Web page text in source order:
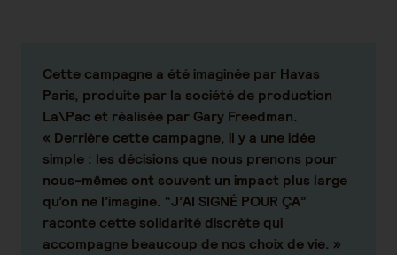
Cette campagne a été imaginée par Havas
Paris, produite par la société de production
La\Pac et réalisée par Gary Freedman.
« Derrière cette campagne, il y a une idée
simple : les décisions que nous prenons pour
nous-mêmes ont souvent un impact plus large
qu’on ne l’imagine. “J’AI SIGNÉ POUR ÇA”
raconte cette solidarité discrète qui
accompagne beaucoup de nos choix de vie. »